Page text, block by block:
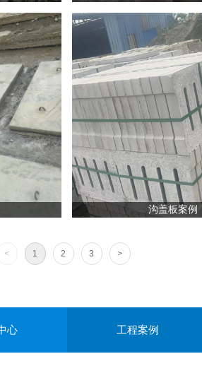
沟盖板案例
< 1 2 3 >
心 工程案例